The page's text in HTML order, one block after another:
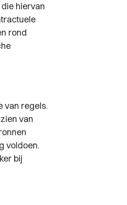
hiervan
rond
van regels.
van
voldoen.
bij